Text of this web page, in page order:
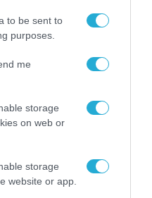
to be sent to
purposes.
me
storage
on web or
storage
website or app.